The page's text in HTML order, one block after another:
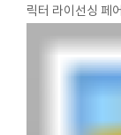
릭터 라이선싱 페